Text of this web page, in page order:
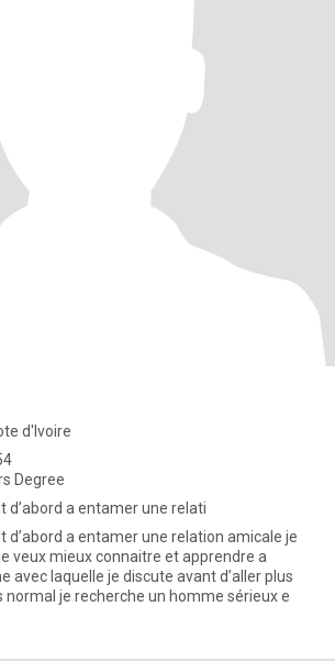
d'Ivoire
Degree
d’abord a entamer une relati
d’abord a entamer une relation amicale je
veux mieux connaitre et apprendre a
avec laquelle je discute avant d’aller plus
normal je recherche un homme sérieux e